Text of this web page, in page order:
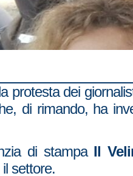
protesta dei
di rimando, ha
di stampa Il
settore.